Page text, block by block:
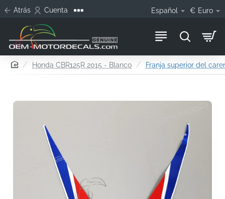
Atrás Cuenta Español € Euro
homeHonda CBR125R 2015 - Blanco Franja superior del